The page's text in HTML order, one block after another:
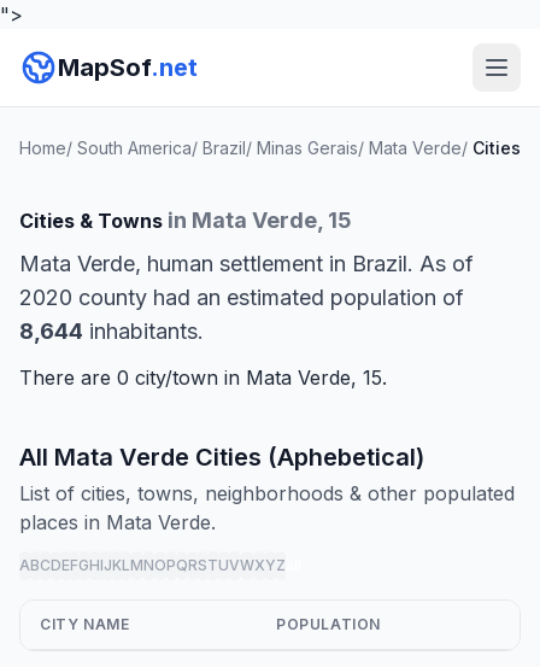
">
MapSof.net
Home/ South America/ Brazil/ Minas Gerais/ Mata Verde/ Cities
Cities & Towns in Mata Verde, 15
Mata Verde, human settlement in Brazil. As of
2020 county had an estimated population of
8,644 inhabitants.
There are 0 city/town in Mata Verde, 15.
All Mata Verde Cities (Aphebetical)
List of cities, towns, neighborhoods & other populated
places in Mata Verde.
ABCDEFGHIJKLMNOPQRSTUVWXYZ
CITY NAME POPULATION